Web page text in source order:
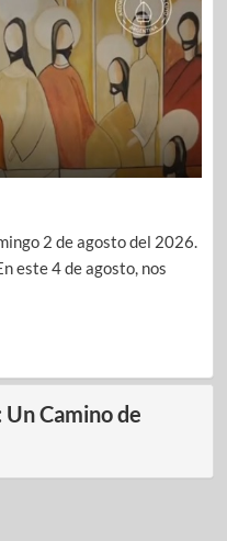
2 de agosto del 2026.
este 4 de agosto, nos
Camino de